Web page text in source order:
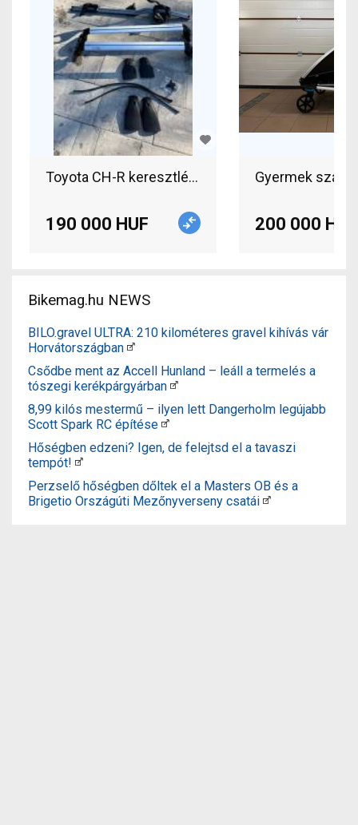
190 000 HUF
Gyermek
200 000 HUF
Bikemag.hu NEWS
BILO.gravel ULTRA: 210 kilométeres gravel kihívás vár
Horvátországban
Csődbe ment az Accell Hunland – leáll a termelés a
tószegi kerékpárgyárban
8,99 kilós mestermű – ilyen lett Dangerholm legújabb
Scott Spark RC építése
Hőségben edzeni? Igen, de felejtsd el a tavaszi
tempót!
Perzselő hőségben dőltek el a Masters OB és a
Brigetio Országúti Mezőnyverseny csatái